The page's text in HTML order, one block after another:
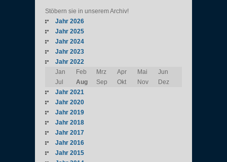
Stöbern sie in unserem Archiv!
Jahr 2026
Jahr 2025
Jahr 2024
Jahr 2023
Jahr 2022
Jan
Feb Mrz Apr Mai
Jun
Jul
Aug Sep Okt Nov
Dez
Jahr 2021
Jahr 2020
Jahr 2019
Jahr 2018
Jahr 2017
Jahr 2016
Jahr 2015